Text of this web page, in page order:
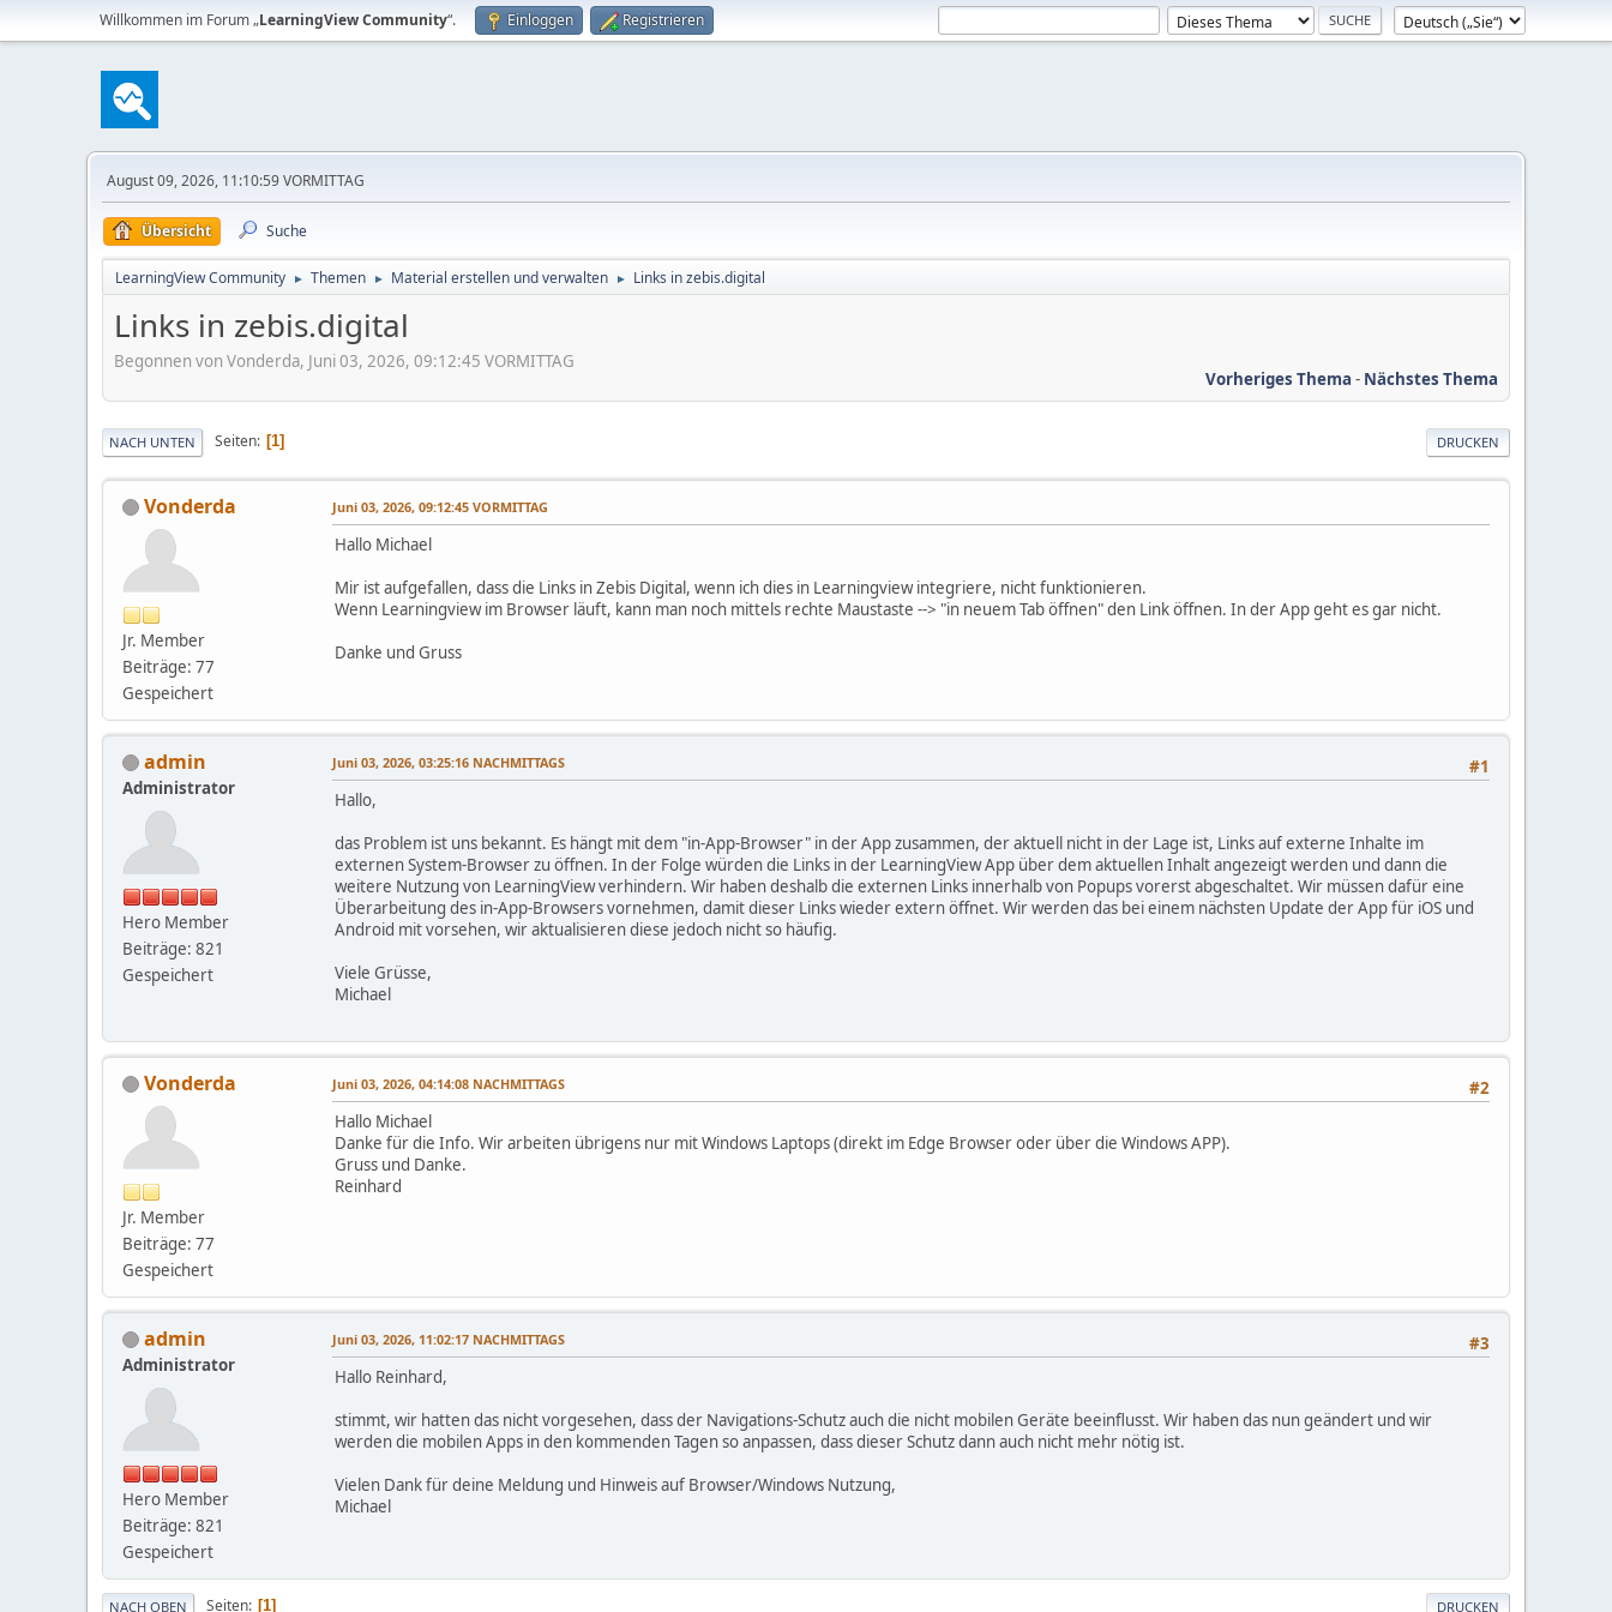
Willkommen im Forum „LearningView Community“. Einloggen Registrieren
August 09, 2026, 11:10:59 VORMITTAG
Übersicht Suche
LearningView Community ► Themen ► Material erstellen und verwalten ► Links in zebis.digital
Links in zebis.digital
Begonnen von Vonderda, Juni 03, 2026, 09:12:45 VORMITTAG
Vorheriges Thema - Nächstes Thema
DRUCKEN
NACH UNTEN Seiten 1
Vonderda
Jr. Member
Beiträge: 77
Gespeichert
Juni 03, 2026, 09:12:45 VORMITTAG
Hallo Michael
Mir ist aufgefallen, dass die Links in Zebis Digital, wenn ich dies in Learningview integriere, nicht funktionieren.
Wenn Learningview im Browser läuft, kann man noch mittels rechte Maustaste --> "in neuem Tab öffnen" den Link öffnen. In der App geht es gar nicht.
Danke und Gruss
admin
Administrator
Hero Member
Beiträge: 821
Gespeichert
#1
Juni 03, 2026, 03:25:16 NACHMITTAGS
Hallo,
das Problem ist uns bekannt. Es hängt mit dem "in-App-Browser" in der App zusammen, der aktuell nicht in der Lage ist, Links auf externe Inhalte im
externen System-Browser zu öffnen. In der Folge würden die Links in der LearningView App über dem aktuellen Inhalt angezeigt werden und dann die
weitere Nutzung von LearningView verhindern. Wir haben deshalb die externen Links innerhalb von Popups vorerst abgeschaltet. Wir müssen dafür eine
Überarbeitung des in-App-Browsers vornehmen, damit dieser Links wieder extern öffnet. Wir werden das bei einem nächsten Update der App für iOS und
Android mit vorsehen, wir aktualisieren diese jedoch nicht so häufig.
Viele Grüsse,
Michael
Vonderda
Jr. Member
Beiträge: 77
Gespeichert
#2
Juni 03, 2026, 04:14:08 NACHMITTAGS
Hallo Michael
Danke für die Info. Wir arbeiten übrigens nur mit Windows Laptops (direkt im Edge Browser oder über die Windows APP).
Gruss und Danke.
Reinhard
admin
Administrator
Hero Member
Beiträge: 821
Gespeichert
#3
Juni 03, 2026, 11:02:17 NACHMITTAGS
Hallo Reinhard,
stimmt, wir hatten das nicht vorgesehen, dass der Navigations-Schutz auch die nicht mobilen Geräte beeinflusst. Wir haben das nun geändert und wir
werden die mobilen Apps in den kommenden Tagen so anpassen, dass dieser Schutz dann auch nicht mehr nötig ist.
Vielen Dank für deine Meldung und Hinweis auf Browser/Windows Nutzung,
Michael
DRUCKEN
NACH OBEN Seiten 1